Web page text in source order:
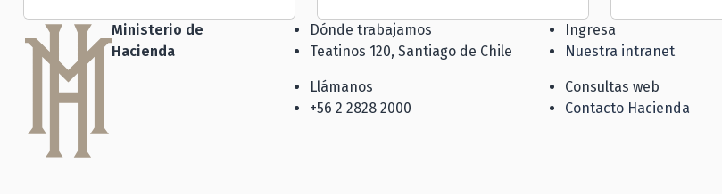
Ministerio de
Hacienda
Dónde trabajamos
Teatinos 120, Santiago de Chile
Llámanos
+56 2 2828 2000
Ingresa
Nuestra intranet
Consultas web
Contacto Hacienda